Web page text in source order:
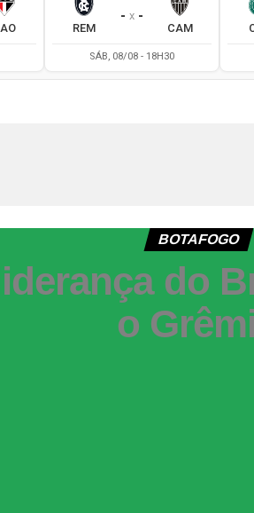
BOTAFOGO
do
o